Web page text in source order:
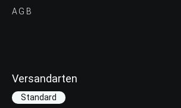
AGB
Versandarten
Standard